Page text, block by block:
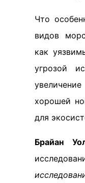
Что
видов
как
угрозой
хорошей
для
Брайан